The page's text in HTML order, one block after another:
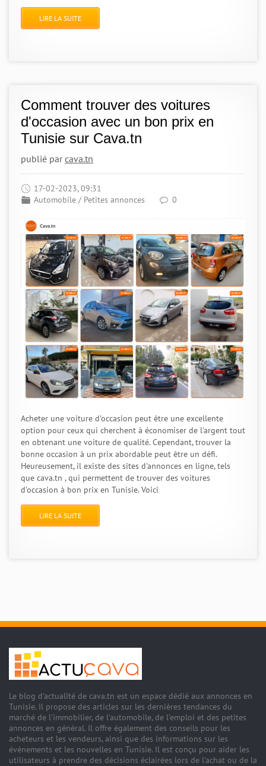
LIRE LA SUITE
Comment trouver des voitures
d'occasion avec un bon prix en
Tunisie sur Cava.tn
publié parcava.tn
17-02-2023, 09:31
Automobile / Petites annonces 0
Acheter une voiture d'occasion peut être une excellente
option pour ceux qui cherchent à économiser de l'argent tout
en obtenant une voiture de qualité. Cependant, trouver la
bonne occasion à un prix abordable peut être un défi.
Heureusement, il existe des sites d'annonces en ligne, tels
que cava.tn , qui permettent de trouver des voitures
d'occasion à bon prix en Tunisie. Voici
LIRE LA SUITE
Le blog d'actualité de cava.tn est un espace dédié aux annonces en
Tunisie. Il propose des articles sur les dernières tendances du
marché de l'immobilier, de l'automobile, de l'emploi et des petites
annonces en général. Il offre également des conseils pour les
acheteurs et les vendeurs, ainsi que des informations sur les
événements et les nouvelles en Tunisie. Il est conçu pour aider les
utilisateurs à prendre des décisions éclairées lors de l'achat ou de la